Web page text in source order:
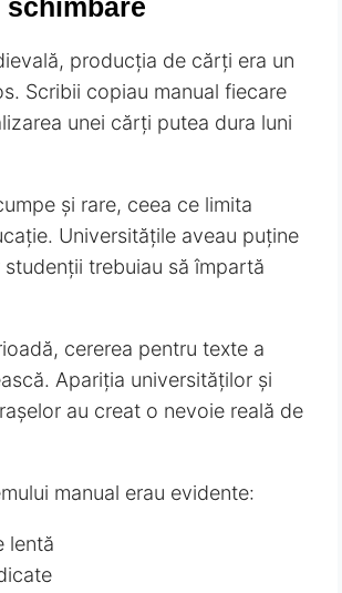
schimbare
producția de cărți era un
Scribii copiau manual fiecare
unei cărți putea dura luni
și rare, ceea ce limita
Universitățile aveau puține
studenții trebuiau să împartă
cererea pentru texte a
Apariția universităților și
au creat o nevoie reală de
manual erau evidente:
lentă